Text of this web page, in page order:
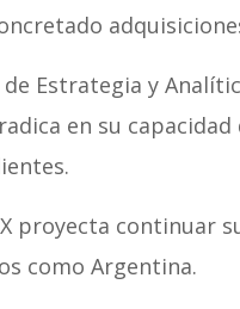
Estrategia y
en su
proyecta continuar
como Argentina.